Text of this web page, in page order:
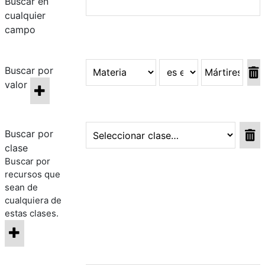
cualquier
campo
Buscar por
valor
Buscar por
clase
Buscar por
recursos que
sean de
cualquiera de
estas clases.